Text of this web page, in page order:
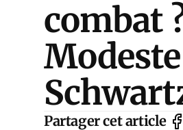
combat
Modeste
Partager cet article